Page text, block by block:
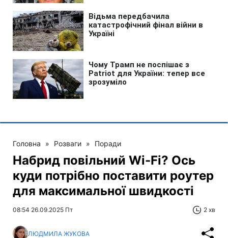
Головна » Розваги » Поради
Набрид повільний Wi-Fi? Ось
куди потрібно поставити роутер
для максимальної швидкості
08:54 26.09.2025 Пт 2 хв
ЛЮДМИЛА ЖУКОВА